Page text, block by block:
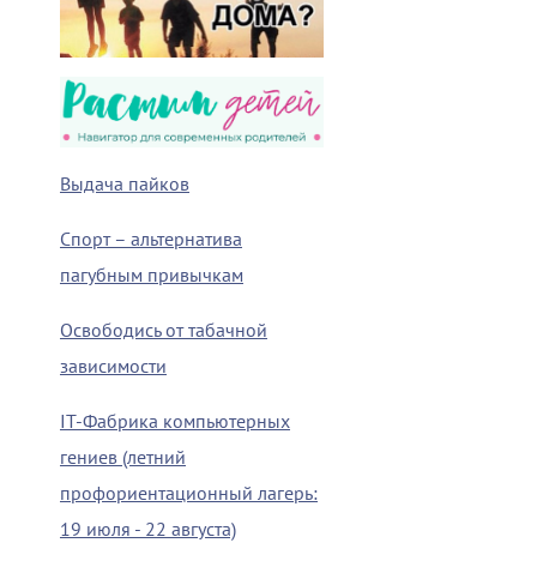
Выдача пайков
Спорт – альтернатива
пагубным привычкам
Освободись от табачной
зависимости
IT-Фабрика компьютерных
гениев (летний
профориентационный лагерь:
19 июля - 22 августа)